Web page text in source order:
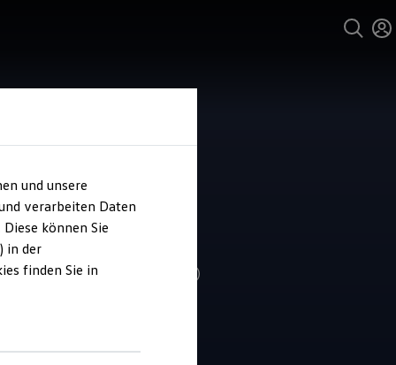
Häuser
4.8| 352 Bewertungen
und unsere
verarbeiten Daten
können Sie
in der
finden Sie in